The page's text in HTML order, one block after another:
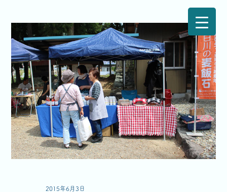
2015年6月3日